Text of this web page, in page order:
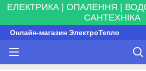
ЕЛЕКТРИКА | ОПАЛЕННЯ |
САНТЕХНІКА
Онлайн-магазин ЭлектроТепло